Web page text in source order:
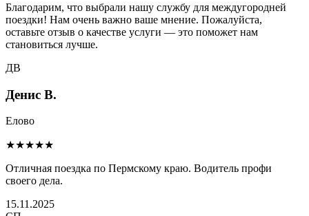
Благодарим, что выбрали нашу службу для междугородней
поездки! Нам очень важно ваше мнение. Пожалуйста,
оставьте отзыв о качестве услуги — это поможет нам
становиться лучше.
ДВ
Денис В.
Елово
★★★★★
Отличная поездка по Пермскому краю. Водитель профи
своего дела.
15.11.2025